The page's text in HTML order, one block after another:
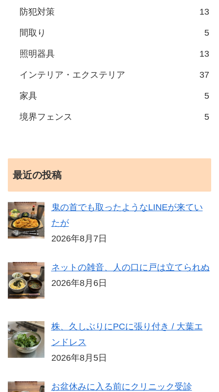
防犯対策 13
間取り 5
照明器具 13
インテリア・エクステリア 37
家具 5
境界フェンス 5
最近の投稿
鬼の首でも取ったようなLINEが来てい
たが
2026年8月7日
ネットの雑音、人の口に戸は立てられぬ
2026年8月6日
株、久しぶりにPCに張り付き / 大葉エ
ンドレス
2026年8月5日
お盆休みに入る前にクリニック受診